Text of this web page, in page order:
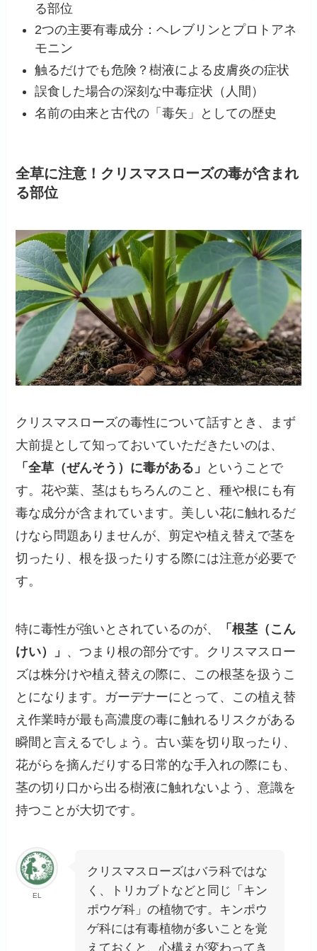
る部位
2つの主要有毒成分：ヘレブリンとプロトアネ
モニン
触るだけでも危険？樹液による皮膚炎の症状
誤食した場合の深刻な中毒症状（人間）
名前の由来と古代の「毒矢」としての歴史
全草に注意！クリスマスローズの毒が含まれ
る部位
クリスマスローズの毒性について話すとき、まず
大前提として知っておいていただきたいのは、
「全草（ぜんそう）に毒がある」
ということで
す。花や葉、茎はもちろんのこと、種や根にも有
毒な成分が含まれています。美しい花に触れるだ
けなら問題ありませんが、剪定や植え替えで茎を
切ったり、根を扱ったりする際には注意が必要で
す。
特に毒性が強いとされているのが、
「根茎（こん
けい）」 、つまり根の部分です。クリスマスロー
ズは株分けや植え替えの際に、この根茎を扱うこ
とになります。ガーデナーにとって、この植え替
え作業時が最も高濃度の毒に触れるリスクがある
瞬間と言えるでしょう。古い葉を切り取ったり、
花がらを摘んだりする日常的な手入れの際にも、
茎の切り口から出る樹液に触れないよう、意識を
持つことが大切です。
EL
クリスマスローズはバラ科ではな
く、トリカブトなどと同じ「キン
ポウゲ科」の植物です。キンポウ
ゲ科には有毒植物が多いことを覚
えておくと、心構えが変わってき